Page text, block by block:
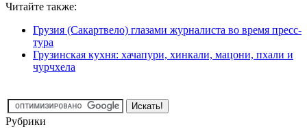
Читайте также:
Грузия (Сакартвело) глазами журналиста во время пресс-
тура
Грузинская кухня: хачапури, хинкали, мацони, пхали и
чурчхела
Рубрики